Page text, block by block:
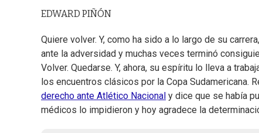
EDWARD PIÑÓN
Quiere volver. Y, como ha sido a lo largo de su
ante la adversidad y muchas veces terminó
Volver. Quedarse. Y, ahora, su espíritu lo lleva a
los encuentros clásicos por la Copa Sudamericana.
derecho ante Atlético Nacional y dice que se había
médicos lo impidieron y hoy agradece la